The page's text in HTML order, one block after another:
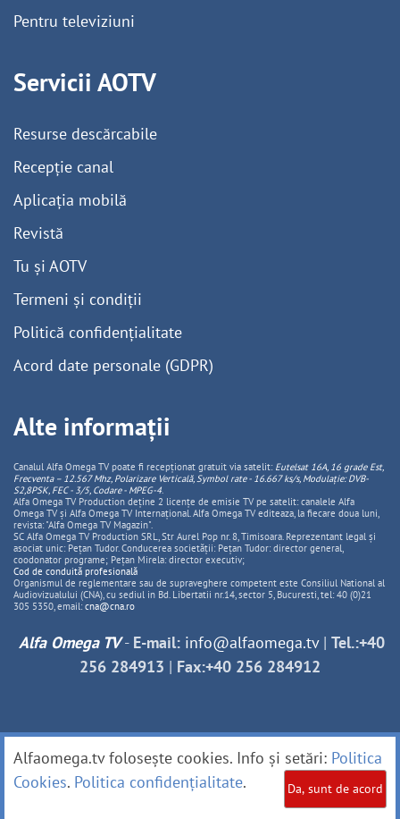
Pentru televiziuni
Servicii AOTV
Resurse descărcabile
Recepție canal
Aplicația mobilă
Revistă
Tu și AOTV
Termeni și condiții
Politică confidențialitate
Acord date personale (GDPR)
Alte informații
Canalul Alfa Omega TV poate fi recepționat gratuit via satelit: Eutelsat 16A, 16 grade Est,
Frecventa – 12.567 Mhz, PolarizareVerticală, Symbol rate - 16.667 ks/s, Modulație: DVB-
S2,8PSK, FEC - 3/5, Codare - MPEG-4.
Alfa Omega TV Production deține 2 licențe de emisie TV pe satelit: canalele Alfa
Omega TV și Alfa Omega TV Internațional. Alfa Omega TV editeaza, la fiecare doua luni,
revista: "Alfa Omega TV Magazin".
SC Alfa Omega TV Production SRL, Str Aurel Pop nr. 8, Timisoara. Reprezentant legal și
asociat unic: Pețan Tudor. Conducerea societății: Pețan Tudor: director general,
coodonator programe; Pețan Mirela: director executiv;
Cod de conduită profesională
Organismul de reglementare sau de supraveghere competent este Consiliul National al
Audiovizualului (CNA), cu sediul in Bd. Libertatii nr.14, sector 5, Bucuresti, tel: 40 (0)21
305 5350, email: cna@cna.ro
Alfa Omega TV- E-mail: info@alfaomega.tv| Tel.:+40
256 284913 | Fax:+40 256 284912
Alfaomega.tv folosește cookies. Info și setări: Politica
Cookies. Politica confidențialitate. Da, sunt de acord